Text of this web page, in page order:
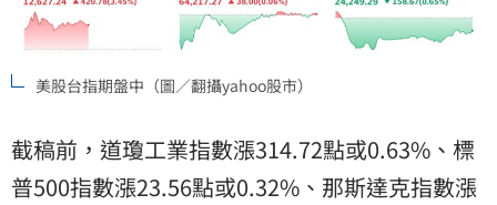
美股台指期盤中（圖／翻攝yahoo股市）
截稿前，道瓊工業指數漲314.72點或0.63%、標
普500指數漲23.56點或0.32%、那斯達克指數漲